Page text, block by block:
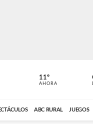
ABC CARDINAL
11º
AHORA
ABC RURAL JUEGOS